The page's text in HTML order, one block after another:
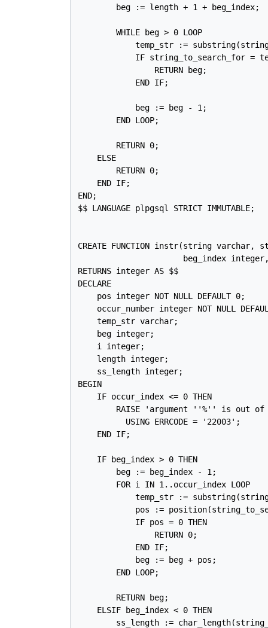
        beg := length + 1 + beg_index;
        WHILE beg > 0 LOOP
temp_str :=
IF string_to_search_for =
                RETURN beg;
            END IF;
            beg := beg - 1;
        END LOOP;
        RETURN 0;
    ELSE
        RETURN 0;
    END IF;
END;
$$ LANGUAGE plpgsql STRICT IMMUTABLE;
CREATE FUNCTION instr(string
beg_index
RETURNS integer AS $$
DECLARE
    pos integer NOT NULL DEFAULT 0;
occur_number integer NOT NULL
    temp_str varchar;
    beg integer;
    i integer;
    length integer;
    ss_length integer;
BEGIN
    IF occur_index <= 0 THEN
RAISE 'argument ''%'' is out
          USING ERRCODE = '22003';
    END IF;
    IF beg_index > 0 THEN
        beg := beg_index - 1;
        FOR i IN 1..occur_index LOOP
temp_str :=
pos :=
            IF pos = 0 THEN
                RETURN 0;
            END IF;
            beg := beg + pos;
        END LOOP;
        RETURN beg;
    ELSIF beg_index < 0 THEN
ss_length :=